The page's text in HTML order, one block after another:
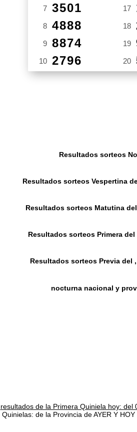
7 3501
8 4888
9 8874
10 2796
17
18
19
20
Resultados sorteos
Resultados sorteos Vespertina
Resultados sorteos Matutina
Resultados sorteos Primera
Resultados sorteos Previa del
nocturna nacional y
resultados de la Primera Quiniela hoy: del
Quinielas: de la Provincia de AYER Y